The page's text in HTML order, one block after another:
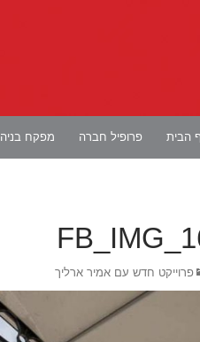
הבית
פרופיל חברה מפקח בניה
פרוייקט חדש עם אמיר ארליך